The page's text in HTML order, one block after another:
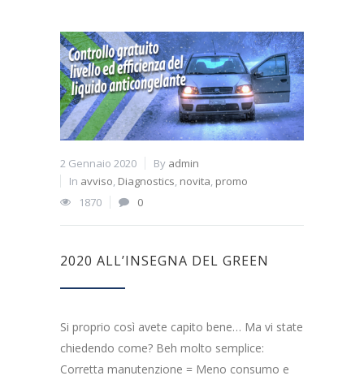
2 Gennaio 2020 By admin
In avviso, Diagnostics, novita, promo
1870
0
2020 ALL’INSEGNA DEL GREEN
Si proprio così avete capito bene… Ma vi state
chiedendo come? Beh molto semplice:
Corretta manutenzione = Meno consumo e